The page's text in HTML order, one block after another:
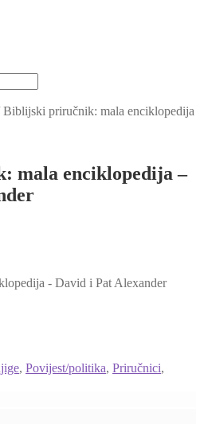
Biblijski priručnik: mala enciklopedija
mala enciklopedija –
- David i Pat Alexander
, Povijest/politika, Priručnici,